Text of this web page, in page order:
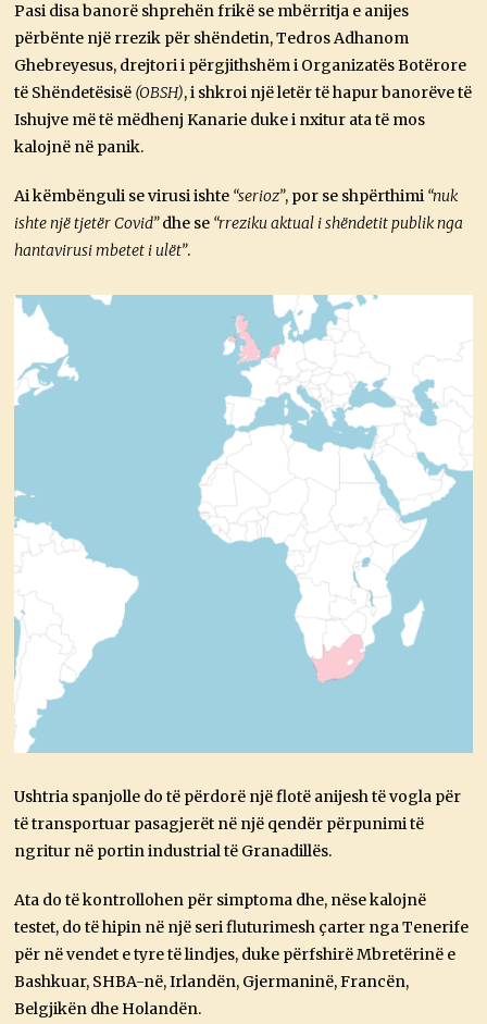
Pasi disa banorë shprehën frikë se mbërritja e anijes
përbënte një rrezik për shëndetin, Tedros Adhanom
Ghebreyesus, drejtori i përgjithshëm i Organizatës Botërore
të Shëndetësisë (OBSH), i shkroi një letër të hapur banorëve të
Ishujve më të mëdhenj Kanarie duke i nxitur ata të mos
kalojnë në panik.
Ai këmbënguli se virusi ishte “serioz”, por se shpërthimi “nuk
ishte një tjetër Covid”dhe se “rreziku aktual i shëndetit publik nga
hantavirusi mbetet i ulët”.
Ushtria spanjolle do të përdorë një flotë anijesh të vogla për
të transportuar pasagjerët në një qendër përpunimi të
ngritur në portin industrial të Granadillës.
Ata do të kontrollohen për simptoma dhe, nëse kalojnë
testet, do të hipin në një seri fluturimesh çarter nga Tenerife
për në vendet e tyre të lindjes, duke përfshirë Mbretërinë e
Bashkuar, SHBA-në, Irlandën, Gjermaninë, Francën,
Belgjikën dhe Holandën.